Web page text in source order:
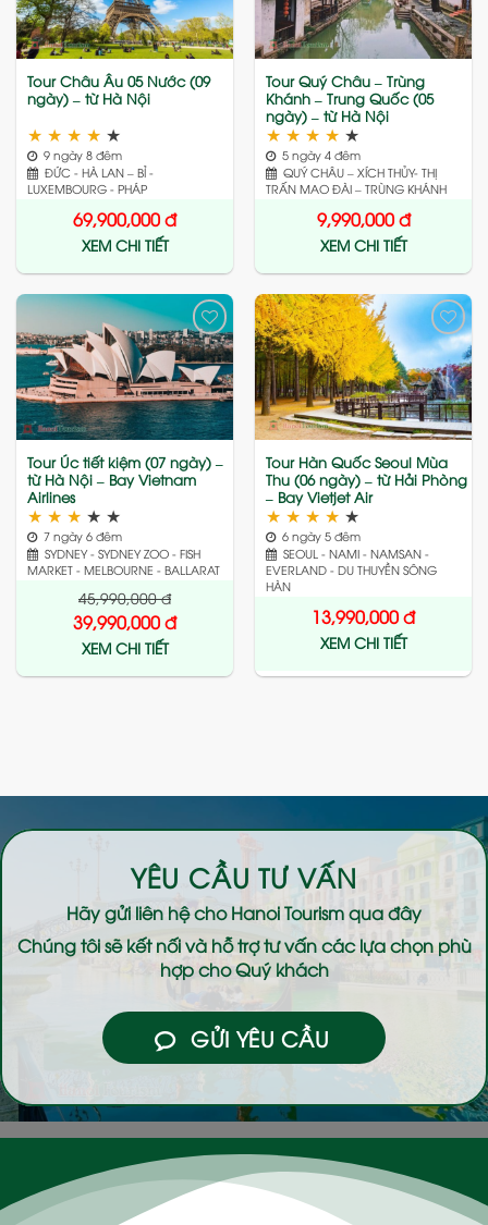
Tour Châu Âu 05 Nước (09
ngày) – từ Hà Nội
★ ★ ★ ★ ★
9 ngày 8 đêm
ĐỨC - HÀ LAN – BỈ -
LUXEMBOURG - PHÁP
69,900,000đ
XEM CHI TIẾT
Tour Quý Châu – Trùng
Khánh – Trung Quốc (05
ngày) – từ Hà Nội
★ ★ ★ ★ ★
5 ngày 4 đêm
QUÝ CHÂU – XÍCH THỦY- THỊ
TRẤN MAO ĐÀI – TRÙNG KHÁNH
9,990,000đ
XEM CHI TIẾT
Add
to
wishlist
Tour Úc tiết kiệm (07 ngày) –
từ Hà Nội – Bay Vietnam
Airlines
★ ★ ★ ★ ★
7 ngày 6 đêm
SYDNEY - SYDNEY ZOO - FISH
MARKET - MELBOURNE - BALLARAT
45,990,000đ
39,990,000đ
XEM CHI TIẾT
Add
to
wishlist
Tour Hàn Quốc Seoul Mùa
Thu (06 ngày) – từ Hải Phòng
– Bay Vietjet Air
★ ★ ★ ★ ★
6 ngày 5 đêm
SEOUL - NAMI - NAMSAN -
EVERLAND - DU THUYỀN SÔNG
HÀN
13,990,000đ
XEM CHI TIẾT
YÊU CẦU TƯ VẤN
Hãy gửi liên hệ choHanoi Tourismqua đây
Chúng tôi sẽ kết nối và hỗ trợ tư vấn các lựa chọn phù
hợp cho Quý khách
GỬI YÊU CẦU